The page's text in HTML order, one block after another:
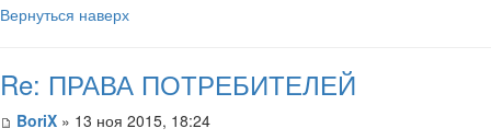
Вернуться наверх
Re: ПРАВА ПОТРЕБИТЕЛЕЙ
BoriX » 13 ноя 2015, 18:24